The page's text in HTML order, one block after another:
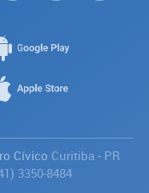
Cívico Curitiba - PR
3350-8484